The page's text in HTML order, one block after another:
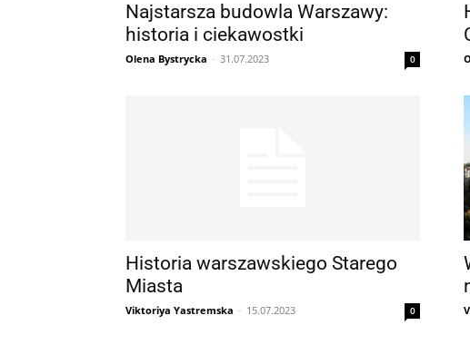
Najstarsza budowla Warszawy:
historia i ciekawostki
Olena Bystrycka - 31.07.2023 0
Historia warszawskiego Starego
Miasta
Viktoriya Yastremska - 15.07.2023 0